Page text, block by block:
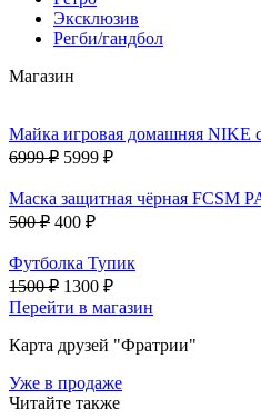
Эксклюзив
Регби/гандбол
Магазин
Майка игровая домашняя NIKE
6999 ₽ 5999 ₽
Маска защитная чёрная FCSM
500 ₽ 400 ₽
Футболка Тупик
1500 ₽ 1300 ₽
Перейти в магазин
Карта друзей "Фратрии"
Уже в продаже
Читайте также